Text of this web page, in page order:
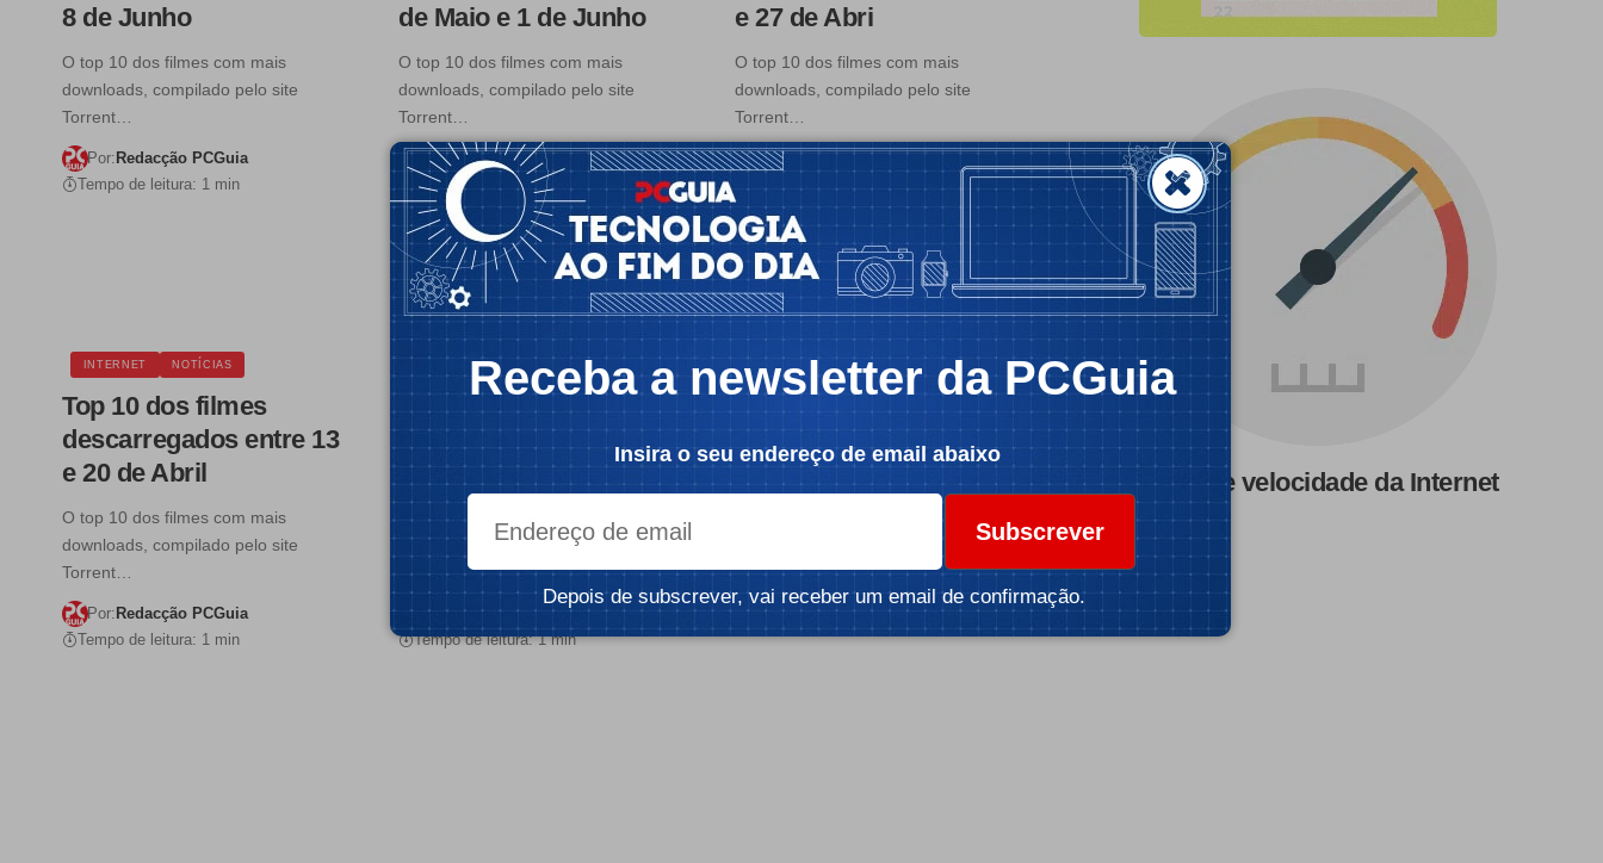
8 de Junho
O top 10 dos filmes com mais
downloads, compilado pelo site
Torrent…
Por:Redacção PCGuia
Tempo de leitura: 1 min
de Maio e 1 de Junho
O top 10 dos filmes com mais
downloads, compilado pelo site
Torrent…
Por:Redacção PCGuia
Tempo de leitura: 1 min
e 27 de Abri
O top 10 dos filmes com mais
downloads, compilado pelo site
Torrent…
Por:Redacção PCGuia
INTERNET NOTÍCIAS
Top 10 dos filmes
descarregados entre 13
e 20 de Abril
O top 10 dos filmes com mais
downloads, compilado pelo site
Torrent…
Por: Redacção PCGuia
Tempo de leitura: 1 min
INTERNET
Top 10 dos filmes
descarregados entre 6 e
13 de Abril
O top 10 dos filmes com mais
downloads, compilado pelo site
Torrent…
Por:
Redacção PCGuia
Tempo de leitura: 1 min
Teste de velocidade da Internet
Receba a newsletter da PCGuia
Insira o seu endereço de email abaixo
Subscrever
Depois de subscrever, vai receber um email de confirmação.